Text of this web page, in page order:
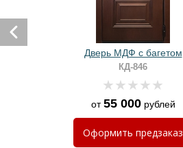
Дверь МДФ с багетом
КД-846
от55 000рублей
Оформить предзаказ